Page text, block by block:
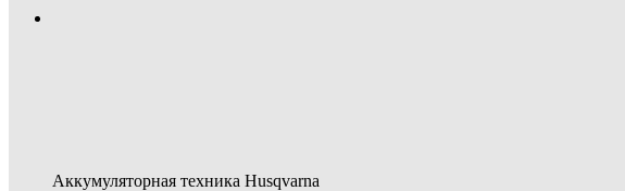
Аккумуляторная техника Husqvarna